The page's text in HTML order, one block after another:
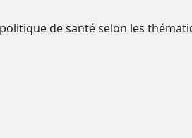
de santé selon les